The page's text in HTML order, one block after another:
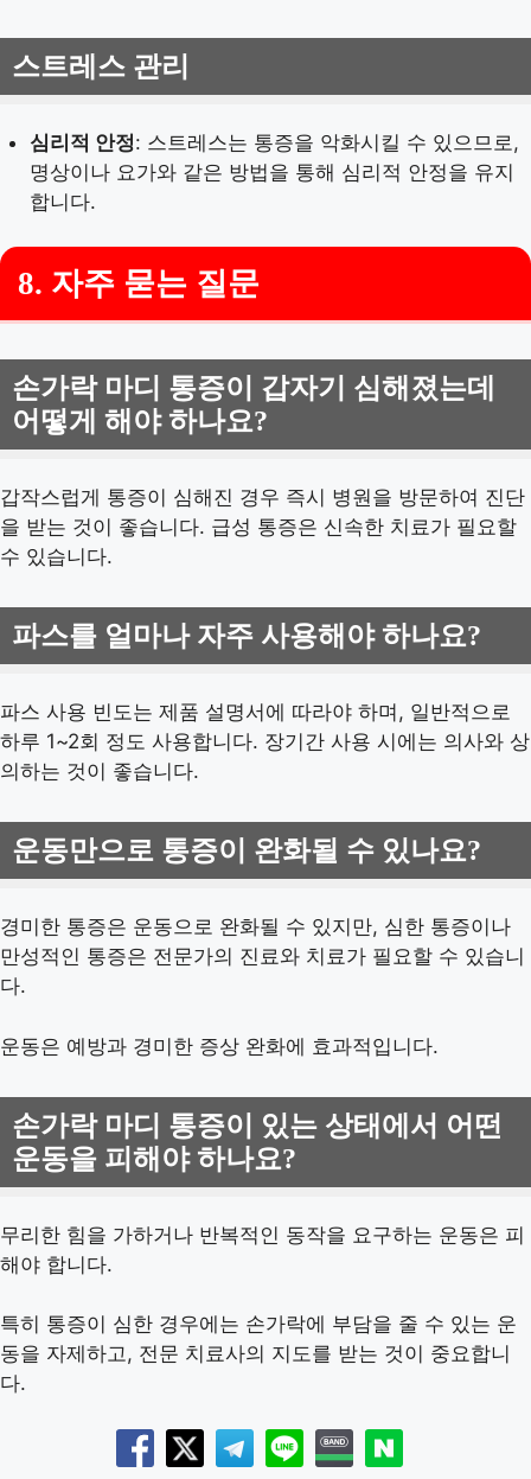
스트레스 관리
심리적 안정: 스트레스는 통증을 악화시킬 수 있으므로,
명상이나 요가와 같은 방법을 통해 심리적 안정을 유지
합니다.
8. 자주 묻는 질문
손가락 마디 통증이 갑자기 심해졌는데
어떻게 해야 하나요?
갑작스럽게 통증이 심해진 경우 즉시 병원을 방문하여 진단
을 받는 것이 좋습니다. 급성 통증은 신속한 치료가 필요할
수 있습니다.
파스를 얼마나 자주 사용해야 하나요?
파스 사용 빈도는 제품 설명서에 따라야 하며, 일반적으로
하루 1~2회 정도 사용합니다. 장기간 사용 시에는 의사와 상
의하는 것이 좋습니다.
운동만으로 통증이 완화될 수 있나요?
경미한 통증은 운동으로 완화될 수 있지만, 심한 통증이나
만성적인 통증은 전문가의 진료와 치료가 필요할 수 있습니
다.
운동은 예방과 경미한 증상 완화에 효과적입니다.
손가락 마디 통증이 있는 상태에서 어떤
운동을 피해야 하나요?
무리한 힘을 가하거나 반복적인 동작을 요구하는 운동은 피
해야 합니다.
특히 통증이 심한 경우에는 손가락에 부담을 줄 수 있는 운
동을 자제하고, 전문 치료사의 지도를 받는 것이 중요합니
다.